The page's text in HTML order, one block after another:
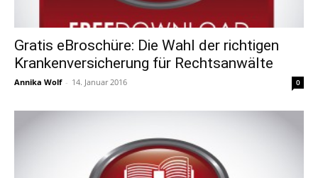
Gratis eBroschüre: Die Wahl der richtigen
Krankenversicherung für Rechtsanwälte
Annika Wolf - 14. Januar 2016 0